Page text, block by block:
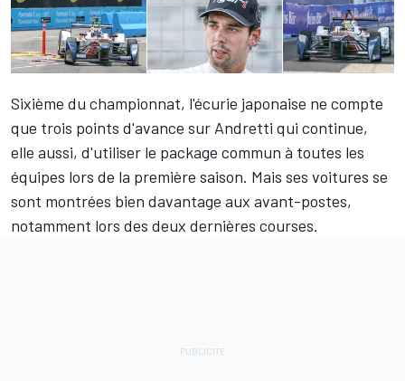
Sixième du championnat, l'écurie japonaise ne compte
que trois points d'avance sur Andretti qui continue,
elle aussi, d'utiliser le package commun à toutes les
équipes lors de la première saison. Mais ses voitures se
sont montrées bien davantage aux avant-postes,
notamment lors des deux dernières courses.